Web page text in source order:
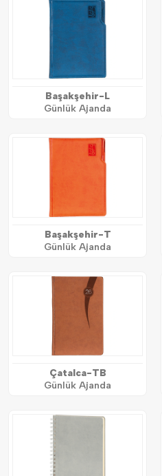
Başakşehir-L
Günlük Ajanda
Başakşehir-T
Günlük Ajanda
Çatalca-TB
Günlük Ajanda